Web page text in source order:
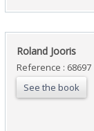
‎Roland Jooris‎
Reference : 68697
See the book